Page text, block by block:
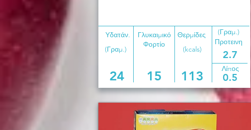
Υδατάν.
Γλυκαιμικό
Φορτίο
(Γραμ.)
Θερμίδες
(kcals)
Προτεινη
2.7
(Γραμ.)
24 15 113 Λίπος
0.5